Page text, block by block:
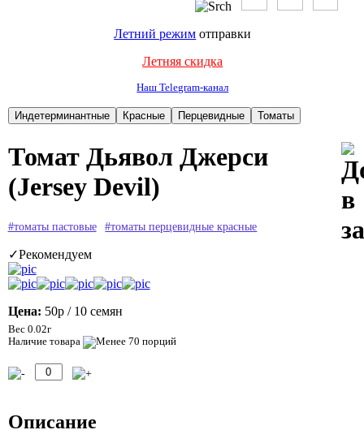
Летний режим отправки
Летняя скидка
Наш Telegram-канал
Томат Дьявол Джерси
(Jersey Devil)
#томаты пастовые #томаты перцевидные красные
✓Рекомендуем
Цена: 50р / 10 семян
Вес 0.02г
Наличие товара
Описание